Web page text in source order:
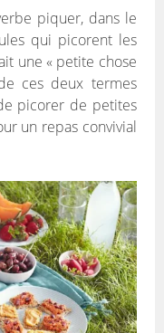
piquer, dans le
qui picorent les
une « petite chose
ces deux termes
picorer de petites
un repas convivial